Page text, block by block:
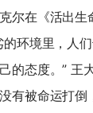
尔在《活出生
环境里，人
的态度。” 王
有被命运打倒